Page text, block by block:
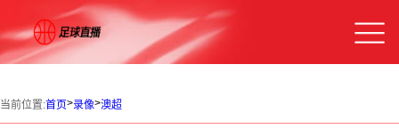
当前位置:首页>录像>澳超